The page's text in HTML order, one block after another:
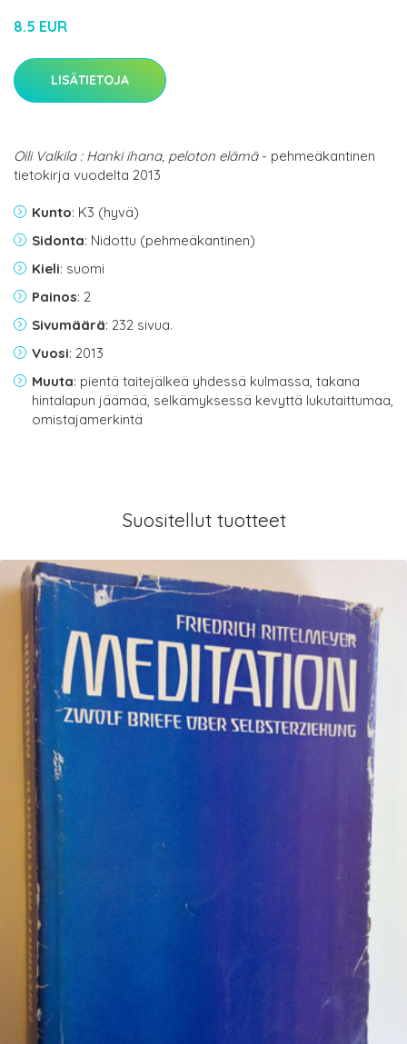
8.5 EUR
LISÄTIETOJA
Oili Valkila : Hanki ihana, peloton elämä- pehmeäkantinen
tietokirja vuodelta 2013
Kunto: K3 (hyvä)
Sidonta: Nidottu (pehmeäkantinen)
Kieli: suomi
Painos: 2
Sivumäärä: 232 sivua.
Vuosi: 2013
Muuta: pientä taitejälkeä yhdessä kulmassa, takana
hintalapun jäämää, selkämyksessä kevyttä lukutaittumaa,
omistajamerkintä
Suositellut tuotteet